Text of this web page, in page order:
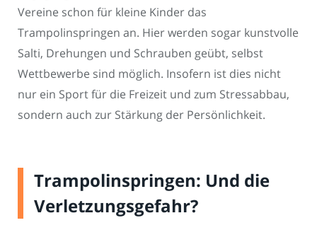
Vereine schon für kleine Kinder das
Trampolinspringen an. Hier werden sogar kunstvolle
Salti, Drehungen und Schrauben geübt, selbst
Wettbewerbe sind möglich. Insofern ist dies nicht
nur ein Sport für die Freizeit und zum Stressabbau,
sondern auch zur Stärkung der Persönlichkeit.
Trampolinspringen: Und die
Verletzungsgefahr?